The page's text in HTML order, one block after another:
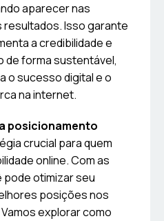
aparecer nas
Isso garante
a credibilidade e
de forma sustentável,
o sucesso digital e o
na internet.
posicionamento
crucial para quem
online. Com as
otimizar seu
posições nos
explorar como